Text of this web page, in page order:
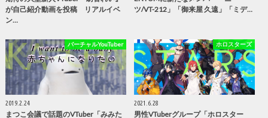
が自己紹介動画を投稿 リアルイベ
ン…
ツ/VT-212」「御来屋 久遠」「ミデ…
バーチャルYouTuber
2019.2.24
まつこ会議で話題のVTuber「みみた
ホロスターズ
2021.6.28
男性VTuberグループ「ホロスター